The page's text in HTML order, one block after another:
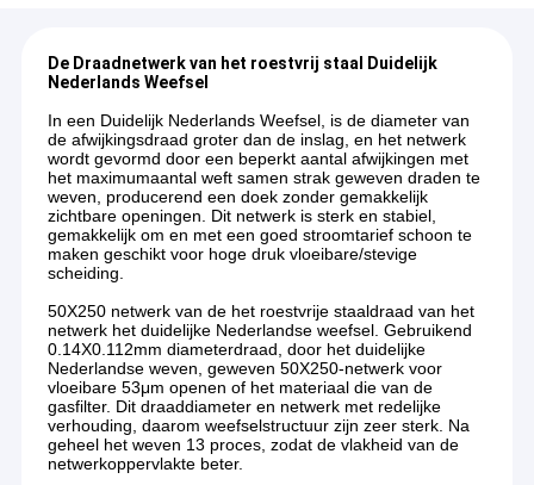
De Draadnetwerk van het roestvrij staal Duidelijk
Nederlands Weefsel
In een Duidelijk Nederlands Weefsel, is de diameter van
de afwijkingsdraad groter dan de inslag, en het netwerk
wordt gevormd door een beperkt aantal afwijkingen met
het maximumaantal weft samen strak geweven draden te
weven, producerend een doek zonder gemakkelijk
zichtbare openingen. Dit netwerk is sterk en stabiel,
gemakkelijk om en met een goed stroomtarief schoon te
maken geschikt voor hoge druk vloeibare/stevige
scheiding.
50X250 netwerk van de het roestvrije staaldraad van het
netwerk het duidelijke Nederlandse weefsel. Gebruikend
0.14X0.112mm diameterdraad, door het duidelijke
Nederlandse weven, geweven 50X250-netwerk voor
vloeibare 53μm openen of het materiaal die van de
gasfilter. Dit draaddiameter en netwerk met redelijke
verhouding, daarom weefselstructuur zijn zeer sterk. Na
geheel het weven 13 proces, zodat de vlakheid van de
netwerkoppervlakte beter.